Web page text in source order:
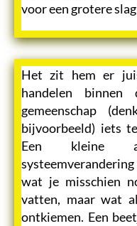
voor een grotere
Het zit hem er
handelen
gemeenschap
bijvoorbeeld) iets
Een kleine
wat je misschien
vatten, maar wat
ontkiemen. Een